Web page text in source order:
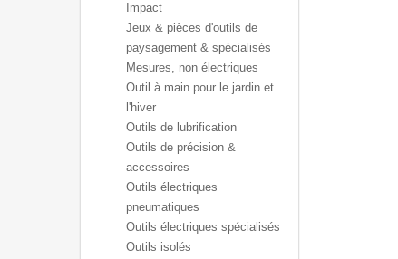
Impact
Jeux & pièces d'outils de
paysagement & spécialisés
Mesures, non électriques
Outil à main pour le jardin et
l'hiver
Outils de lubrification
Outils de précision &
accessoires
Outils électriques
pneumatiques
Outils électriques spécialisés
Outils isolés